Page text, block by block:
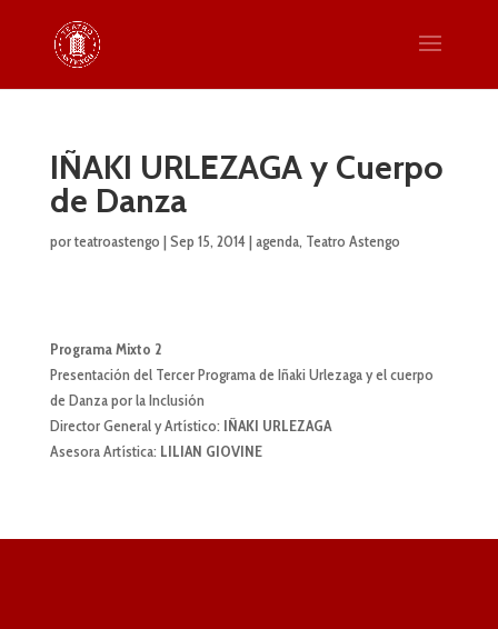
IÑAKI URLEZAGA y Cuerpo
de Danza
porteatroastengo | Sep 15, 2014| agenda, Teatro Astengo
Programa Mixto 2
Presentación del Tercer Programa de Iñaki Urlezaga y el cuerpo
de Danza por la Inclusión
Director General y Artístico: IÑAKI URLEZAGA
Asesora Artística: LILIAN GIOVINE